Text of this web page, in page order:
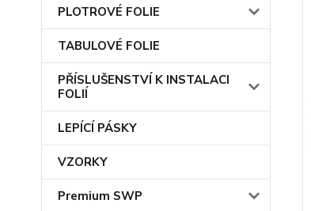
PLOTROVÉ FOLIE
TABULOVÉ FOLIE
PŘÍSLUŠENSTVÍ K INSTALACI
FOLIÍ
LEPÍCÍ PÁSKY
VZORKY
Premium SWP